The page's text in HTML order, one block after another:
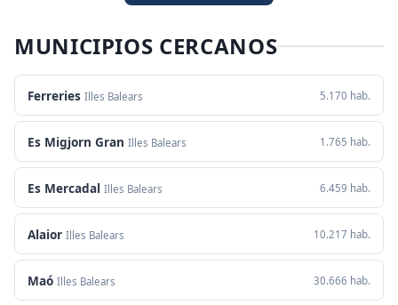
MUNICIPIOS CERCANOS
Ferreries Illes Balears 5.170 hab.
Es Migjorn Gran Illes Balears 1.765 hab.
Es Mercadal Illes Balears 6.459 hab.
Alaior Illes Balears 10.217 hab.
Maó Illes Balears 30.666 hab.